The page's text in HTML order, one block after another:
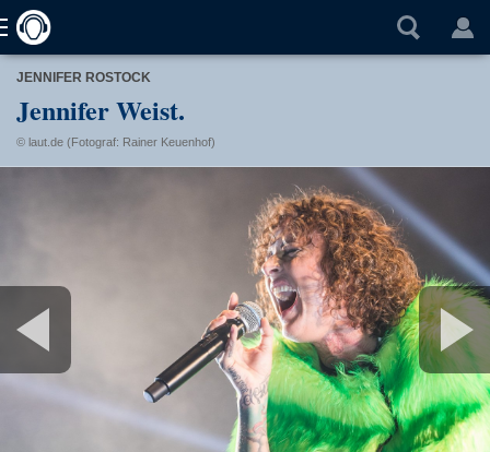
JENNIFER ROSTOCK
Jennifer Weist.
© laut.de (Fotograf: Rainer Keuenhof)